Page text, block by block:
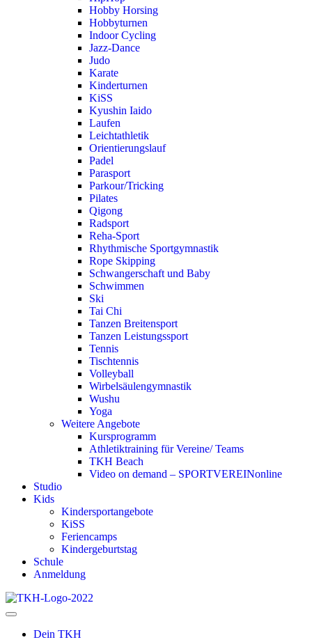
Hobby Horsing
Hobbyturnen
Indoor Cycling
Jazz-Dance
Judo
Karate
Kinderturnen
KiSS
Kyushin Iaido
Laufen
Leichtathletik
Orientierungslauf
Padel
Parasport
Parkour/Tricking
Pilates
Qigong
Radsport
Reha-Sport
Rhythmische Sportgymnastik
Rope Skipping
Schwangerschaft und Baby
Schwimmen
Ski
Tai Chi
Tanzen Breitensport
Tanzen Leistungssport
Tennis
Tischtennis
Volleyball
Wirbelsäulengymnastik
Wushu
Yoga
Weitere Angebote
Kursprogramm
Athletiktraining für Vereine/ Teams
TKH Beach
Video on demand – SPORTVEREINonline
Studio
Kids
Kindersportangebote
KiSS
Feriencamps
Kindergeburtstag
Schule
Anmeldung
Dein TKH